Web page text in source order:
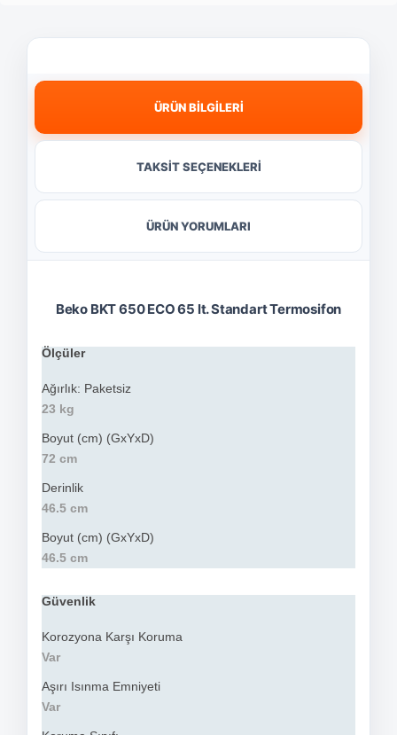
ÜRÜN BİLGİLERİ
TAKSİT SEÇENEKLERİ
ÜRÜN YORUMLARI
Beko BKT 650 ECO 65 lt. Standart Termosifon
Ölçüler
Ağırlık: Paketsiz
23 kg
Boyut (cm) (GxYxD)
72 cm
Derinlik
46.5 cm
Boyut (cm) (GxYxD)
46.5 cm
Güvenlik
Korozyona Karşı Koruma
Var
Aşırı Isınma Emniyeti
Var